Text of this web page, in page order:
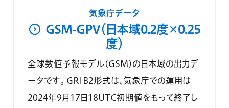
気象庁データ
GSM-GPV（日本域0.2度×0.25
度）
全球数値予報モデル(GSM)の日本域の出力デ
ータです。 GRIB2形式は、気象庁での運用は
2024年9月17日18UTC初期値をもって終了し